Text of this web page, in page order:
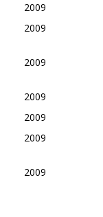
2009
2009
2009
2009
2009
2009
2009